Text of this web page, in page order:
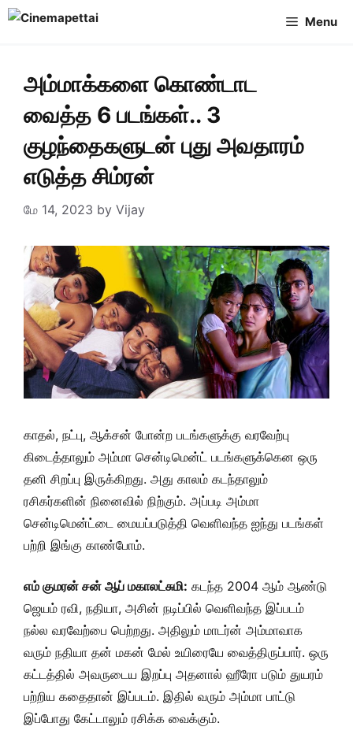
Skip
Menu
அம்மாக்களை கொண்டாட
வைத்த 6 படங்கள்.. 3
குழந்தைகளுடன் புது அவதாரம்
எடுத்த சிம்ரன்
மே 14, 2023 by Vijay
காதல், நட்பு, ஆக்சன் போன்ற படங்களுக்கு வரவேற்பு
கிடைத்தாலும் அம்மா சென்டிமென்ட் படங்களுக்கென ஒரு
தனி சிறப்பு இருக்கிறது. அது காலம் கடந்தாலும்
ரசிகர்களின் நினைவில் நிற்கும். அப்படி அம்மா
சென்டிமென்ட்டை மையப்படுத்தி வெளிவந்த ஐந்து படங்கள்
பற்றி இங்கு காண்போம்.
எம் குமரன் சன் ஆப் மகாலட்சுமி: கடந்த 2004 ஆம் ஆண்டு
ஜெயம் ரவி, நதியா, அசின் நடிப்பில் வெளிவந்த இப்படம்
நல்ல வரவேற்பை பெற்றது. அதிலும் மாடர்ன் அம்மாவாக
வரும் நதியா தன் மகன் மேல் உயிரையே வைத்திருப்பார். ஒரு
கட்டத்தில் அவருடைய இறப்பு அதனால் ஹீரோ படும் துயரம்
பற்றிய கதைதான் இப்படம். இதில் வரும் அம்மா பாட்டு
இப்போது கேட்டாலும் ரசிக்க வைக்கும்.